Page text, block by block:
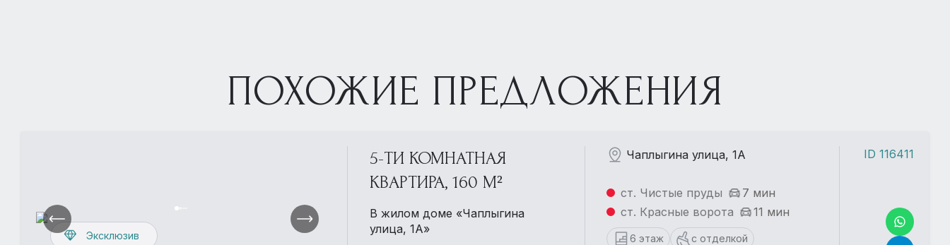
ПОХОЖИЕ ПРЕДЛОЖЕНИЯ
Эксклюзив
5-ТИ КОМНАТНАЯ
КВАРТИРА, 160 М²
В жилом доме «Чаплыгина
улица, 1А»
Чаплыгина улица, 1А
ст. Чистые пруды
7 мин
ст. Красные ворота
11 мин
6 этаж
с отделкой
ID 116411